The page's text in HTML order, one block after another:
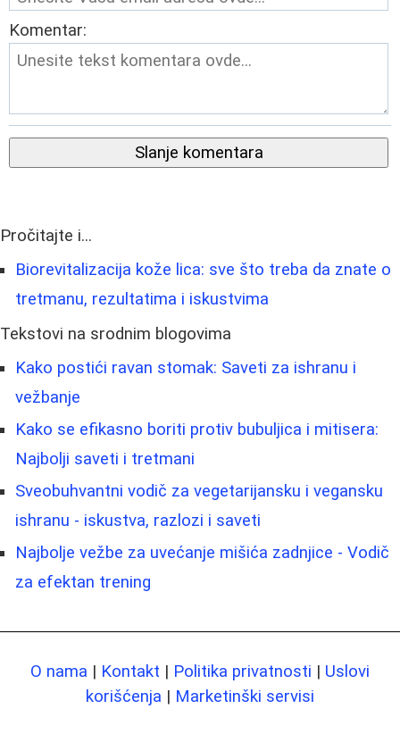
Komentar:
Slanje komentara
Pročitajte i...
Biorevitalizacija kože lica: sve što treba da znate o
tretmanu, rezultatima i iskustvima
Tekstovi na srodnim blogovima
Kako postići ravan stomak: Saveti za ishranu i
vežbanje
Kako se efikasno boriti protiv bubuljica i mitisera:
Najbolji saveti i tretmani
Sveobuhvantni vodič za vegetarijansku i vegansku
ishranu - iskustva, razlozi i saveti
Najbolje vežbe za uvećanje mišića zadnjice - Vodič
za efektan trening
O nama | Kontakt | Politika privatnosti | Uslovi
korišćenja | Marketinški servisi